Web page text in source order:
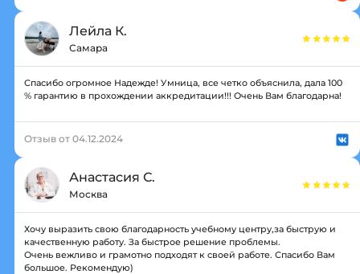
Лейла К.
Самара
Спасибо огромное Надежде! Умница, все четко объяснила, дала 100
% гарантию в прохождении аккредитации!!! Очень Вам благодарна!
Отзыв от 04.12.2024
Анастасия С.
Москва
Хочу выразить свою благодарность учебному центру,за быструю и
качественную работу. За быстрое решение проблемы.
Очень вежливо и грамотно подходят к своей работе. Спасибо Вам
большое. Рекомендую)